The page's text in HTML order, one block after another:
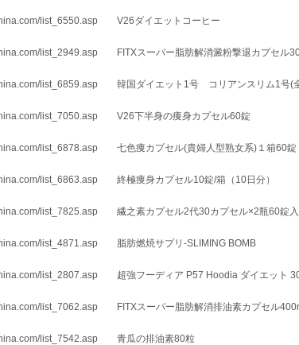
list_6550.asp V26ダイエットコーヒー
list_2949.asp FITXスーパー脂肪解消澱粉撃退カプセル
list_6859.asp 韓国ダイエット1号 コリアンスリム1号(
list_7050.asp V26下半身の痩身カプセル60錠
list_6878.asp 七色痩カプセル(貴婦人型熟女系)１箱60錠
list_6863.asp 終極痩身カプセル10錠/箱（10日分）
list_7825.asp 繊之素カプセル2代30カプセル×2瓶60錠
list_4871.asp 脂肪燃焼サプリ-SLIMING BOMB
list_2807.asp 超強フーディア P57 Hoodia ダイエット
list_7062.asp FITXスーパー脂肪解消排油素カプセル
list_7542.asp 青瓜の排油素80粒